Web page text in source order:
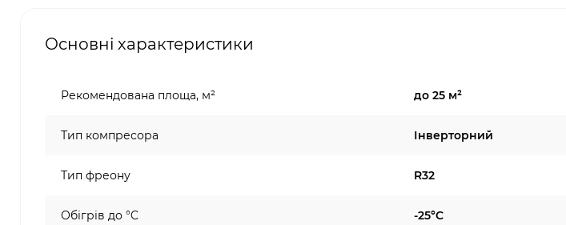
Основні характеристики
Рекомендована площа, м² до 25 м²
Тип компресора Інверторний
Тип фреону R32
Обігрів до °C -25°C